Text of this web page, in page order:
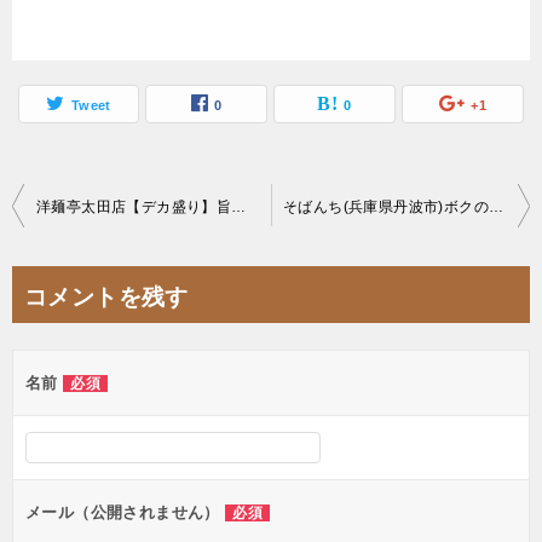
Tweet 0 0 +1
投
ビ
ー
シ
ン
洋麺亭太田店【デカ盛り】旨い！安い！多い！群馬に根付くお手軽パスタチェーン店 そばんち(兵庫県丹波市)ボクの食べログ評価暫定1位のお店
コメントを残す
名前 必須
メール（公開されません） 必須